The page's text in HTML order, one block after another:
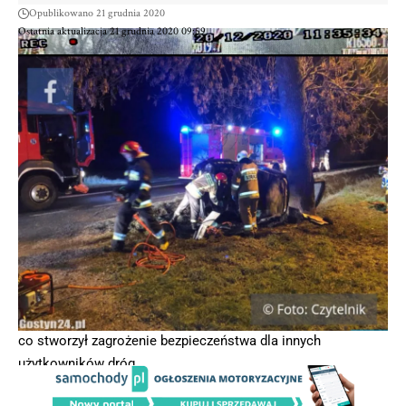
Funkcjonariusze z grodziskiego Ogniwa Ruchu Drogowego
zatrzymali 42-latka, który kierując pojazdem osobowym
marki BMW, popełnił wykroczenie w ruchu drogowym, przez
co stworzył zagrożenie bezpieczeństwa dla innych
użytkowników dróg.
Policjanci, 20 grudnia br. w niedzielny poranek patrolując
Ostatnia aktualizacja 21 grudnia 2020 09:59
Opublikowano 21 grudnia 2020